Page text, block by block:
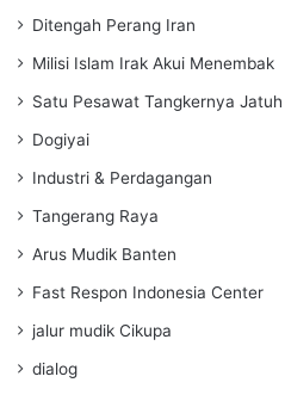
Ditengah Perang Iran
Milisi Islam Irak Akui Menembak
Satu Pesawat Tangkernya Jatuh
Dogiyai
Industri & Perdagangan
Tangerang Raya
Arus Mudik Banten
Fast Respon Indonesia Center
jalur mudik Cikupa
dialog